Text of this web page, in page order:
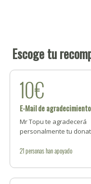
Escoge tu
10€
E-Mail de
Mr Topu te agradecerá
personalmente tu
21personashan apoyado